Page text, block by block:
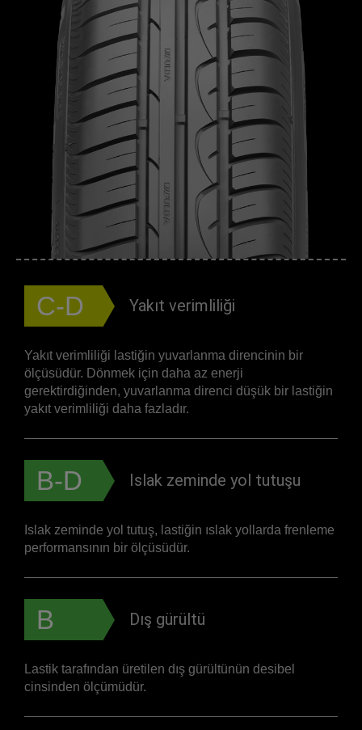
C-D Yakıt verimliliği
Yakıt verimliliği lastiğin yuvarlanma direncinin bir
ölçüsüdür. Dönmek için daha az enerji
gerektirdiğinden, yuvarlanma direnci düşük bir lastiğin
yakıt verimliliği daha fazladır.
B-D Islak zeminde yol tutuşu
Islak zeminde yol tutuş, lastiğin ıslak yollarda frenleme
performansının bir ölçüsüdür.
B Dış gürültü
Lastik tarafından üretilen dış gürültünün desibel
cinsinden ölçümüdür.